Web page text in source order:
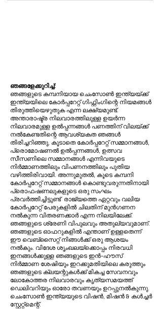
ഞങ്ങളേക്കുറിച്ച്:
ഞങ്ങളുടെ കമ്പനിയായ ചെംസോൺ ഇന്ത്യയ്ക്ക്
ഇന്ത്യയിലെ കോർപ്പറേറ്റ് ഗിഫ്റ്റിംഗിന്റെ നിയമങ്ങൾ
തിരുത്തിയെഴുതുക എന്ന ലക്ഷ്യമുണ്ട്.
അന്താരാഷ്ട്ര നിലവാരത്തിലുള്ള ഉയർന്ന
നിലവാരമുള്ള ഉൽപ്പന്നങ്ങൾ പണത്തിന് വിലയ്ക്ക്
നൽകേണ്ടതിന്റെ ആവശ്യകത ഞങ്ങൾ
തിരിച്ചറിഞ്ഞു, കൂടാതെ കോർപ്പറേറ്റ് സമ്മാനങ്ങൾ,
പ്രൊമോഷണൽ ഉൽപ്പന്നങ്ങൾ, ഉത്സവ
സീസണിലെ സമ്മാനങ്ങൾ എന്നിവയുടെ
നിർമ്മാണത്തിലും വിപണനത്തിലും പുതിയ
വഴിത്തിരിവായി. അന്നുമുതൽ, കൂടെ കമ്പനി
കോർപ്പറേറ്റ് സമ്മാനങ്ങൾ കൊണ്ടുവരുന്നതിനായി
പ്രൊഫഷണലുകളുടെ ഒരു സംഘം
പ്രവർത്തിച്ചിട്ടുണ്ട് രാജ്യത്തെ ഏറ്റവും വലിയ
കോർപ്പറേറ്റ് പേരുകളിൽ ചിലതിന് മുൻഗണന
നൽകുന്ന വിതരണക്കാർ എന്ന നിലയിലേക്ക്.
ഞങ്ങളുടെ ശ്രേണി വിപുലവും അതുല്യവുമാണ്.
ഞങ്ങളുടെ ഓഫറുകളിൽ എന്താണ് ഉള്ളതെന്ന്
ഈ വെബ്സൈറ്റ് നിങ്ങൾക്ക് ഒരു ആശയം
നൽകും. വിദേശ ശൃംഖലയ്‌ക്കൊപ്പം നിരവധി
ഇനങ്ങൾക്കുള്ള ഞങ്ങളുടെ ഇൻ-ഹൗസ്
നിർമ്മാണ ശേഷിയും ഇറക്കുമതിയിലെ കരുത്തും
ഞങ്ങളുടെ ക്ലയന്റുകൾക്ക് മികച്ച സേവനവും
ലോകോത്തര നിലവാരവും കൃത്യസമയത്ത്
ഡെലിവറിയും ഓരോ തവണയും ഉറപ്പുനൽകുന്നു.
ചെംസോൺ ഇന്ത്യയുടെ വിഷൻ, മിഷൻ & കൾച്ചർ
സ്റ്റേറ്റ്മെന്റ്.